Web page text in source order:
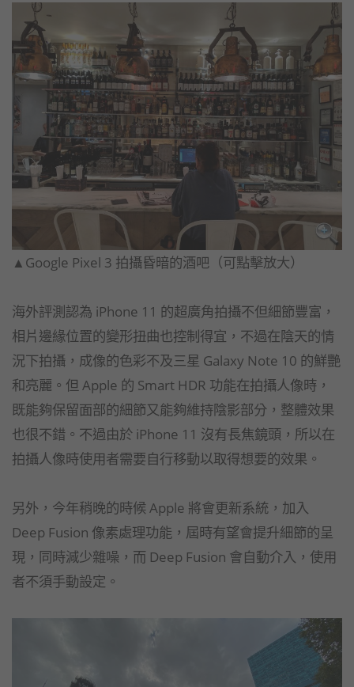
▲Google Pixel 3 拍攝昏暗的酒吧（可點擊放大）
海外評測認為 iPhone 11 的超廣角拍攝不但細節豐富，
相片邊緣位置的變形扭曲也控制得宜，不過在陰天的情
況下拍攝，成像的色彩不及三星 Galaxy Note 10 的鮮艷
和亮麗。但 Apple 的 Smart HDR 功能在拍攝人像時，
既能夠保留面部的細節又能夠維持陰影部分，整體效果
也很不錯。不過由於 iPhone 11 沒有長焦鏡頭，所以在
拍攝人像時使用者需要自行移動以取得想要的效果。
另外，今年稍晚的時候 Apple 將會更新系統，加入
Deep Fusion 像素處理功能，屆時有望會提升細節的呈
現，同時減少雜噪，而 Deep Fusion 會自動介入，使用
者不須手動設定。